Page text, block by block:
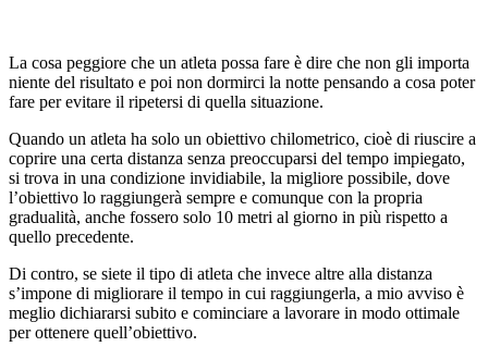
La cosa peggiore che un atleta possa fare è dire che non gli importa
niente del risultato e poi non dormirci la notte pensando a cosa poter
fare per evitare il ripetersi di quella situazione.
Quando un atleta ha solo un obiettivo chilometrico, cioè di riuscire a
coprire una certa distanza senza preoccuparsi del tempo impiegato,
si trova in una condizione invidiabile, la migliore possibile, dove
l’obiettivo lo raggiungerà sempre e comunque con la propria
gradualità, anche fossero solo 10 metri al giorno in più rispetto a
quello precedente.
Di contro, se siete il tipo di atleta che invece altre alla distanza
s’impone di migliorare il tempo in cui raggiungerla, a mio avviso è
meglio dichiararsi subito e cominciare a lavorare in modo ottimale
per ottenere quell’obiettivo.